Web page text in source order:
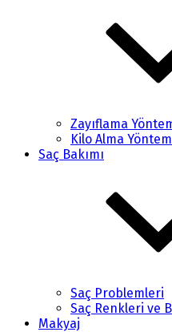
Zayıflama
Kilo Alma
Saç Bakımı
Saç Problemleri
Saç Renkleri ve
Makyaj